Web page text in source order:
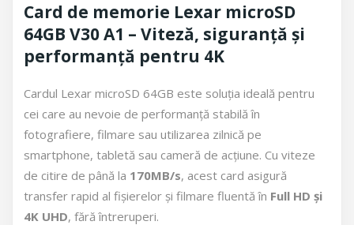
Card de memorie Lexar microSD
64GB V30 A1 – Viteză, siguranță și
performanță pentru 4K
Cardul Lexar microSD 64GB este soluția ideală pentru
cei care au nevoie de performanță stabilă în
fotografiere, filmare sau utilizarea zilnică pe
smartphone, tabletă sau cameră de acțiune. Cu viteze
de citire de până la 170MB/s, acest card asigură
transfer rapid al fișierelor și filmare fluentă în Full HD și
4K UHD, fără întreruperi.